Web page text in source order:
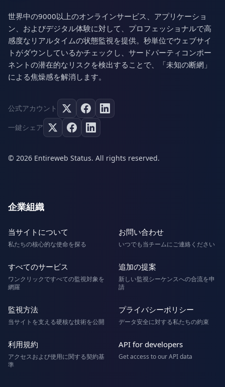
世界中の9000以上のオンラインサービス、アプリケーショ
ン、およびデジタル体験に対して、プロフェッショナルで高
感度なリアルタイムの状態監視を提供。秒単位でウェブサイ
トがダウンしているかチェックし、サードパーティコンポー
ネントの潜在的なリスクを検出することで、「未知の断網」
による焦燥感を解消します。
公式アカウント
一鍵シェア
© 2026 Entireweb Status. All rights reserved.
企業組織
当サイトについて
私たちの核心的な使命を探る
お問い合わせ
いつでも当チームにご連絡ください
すべてのサービス
ワンクリックですべての監視対象を
網羅
追加の提案
新しい監視シーケンスへの合流を申
請
監視方法
当サイトを支える硬核な技術を公開
プライバシーポリシー
データ安全に対する私たちの約束
利用規約
アクセスおよび使用に関する契約基
準
API for developers
Get access to our API data